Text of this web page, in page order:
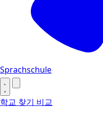
Sprachschule
학교 찾기 비교